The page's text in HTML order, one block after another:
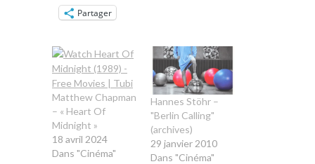
Partager
Matthew Chapman
– « Heart Of
Midnight »
18 avril 2024
Dans "Cinéma"
Hannes Stöhr –
"Berlin Calling"
(archives)
29 janvier 2010
Dans "Cinéma"